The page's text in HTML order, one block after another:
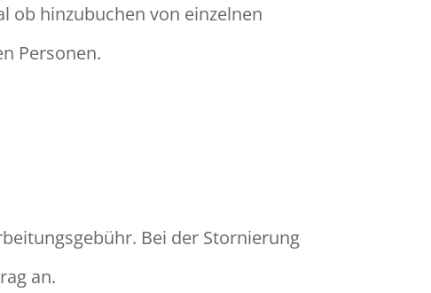
ob hinzubuchen von einzelnen
Personen.
Bei der Stornierung
an.